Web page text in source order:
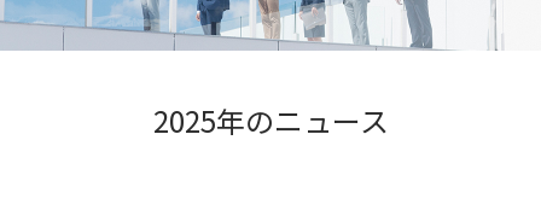
2025年のニュース